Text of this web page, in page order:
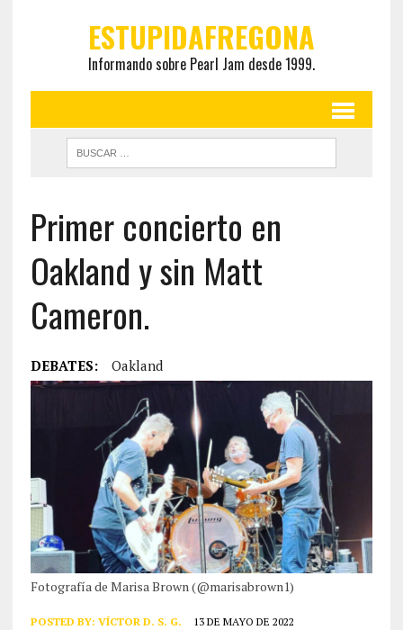
ESTUPIDAFREGONA
Informando sobre Pearl Jam desde 1999.
Primer concierto en
Oakland y sin Matt
Cameron.
DEBATES: Oakland
Fotografía de Marisa Brown (@marisabrown1)
POSTED BY: VÍCTOR D. S. G. 13 DE MAYO DE 2022